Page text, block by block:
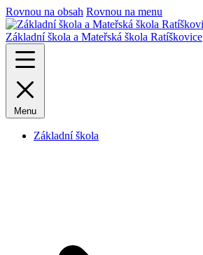
Rovnou na obsah Rovnou na menu
Základní škola a Mateřská škola Ratíškovice
Menu
Základní škola